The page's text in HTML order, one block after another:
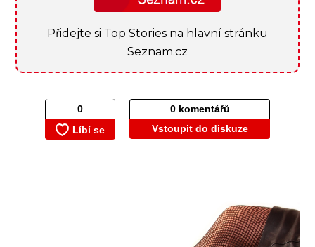
Přidejte si Top Stories na hlavní stránku
Seznam.cz
0 komentářů
Vstoupit do diskuze